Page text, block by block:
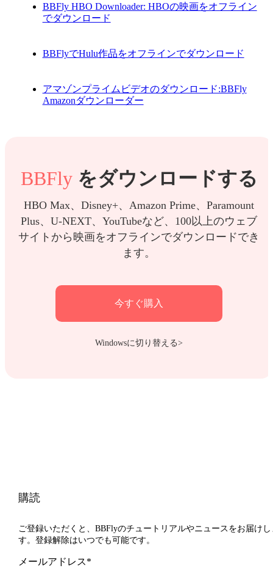
BBFly HBO Downloader: HBOの映画をオフライン
でダウンロード
BBFlyでHulu作品をオフラインでダウンロード
アマゾンプライムビデオのダウンロード:BBFly
Amazonダウンローダー
BBFly をダウンロードする
HBO Max、Disney+、Amazon Prime、Paramount
Plus、U-NEXT、YouTubeなど、100以上のウェブ
サイトから映画をオフラインでダウンロードでき
ます。
今すぐ購入
Windowsに切り替える>
購読
ご登録いただくと、BBFlyのチュートリアルやニュースをお届けし
す。登録解除はいつでも可能です。
メールアドレス*